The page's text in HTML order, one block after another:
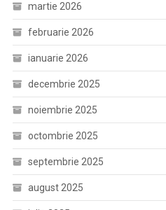
martie 2026
februarie 2026
ianuarie 2026
decembrie 2025
noiembrie 2025
octombrie 2025
septembrie 2025
august 2025